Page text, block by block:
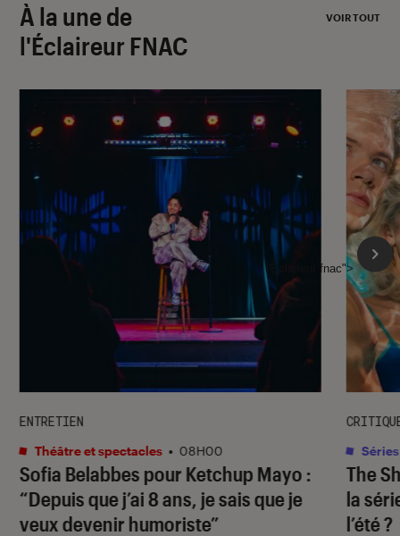
À la une de
l'Éclaireur FNAC
VOIR TOUT
Sofia Belabbes pour Ketchup Mayo :
“Depuis que j’ai 8 ans, je sais que je
veux devenir humoriste”
ENTRETIEN
Théâtre et spectacles • 08H00
The
la
l’été ?
Séries
l'Éclaireur fnac">